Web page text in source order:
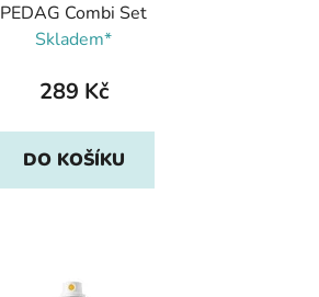
PEDAG Combi Set
Skladem*
289 Kč
DO KOŠÍKU